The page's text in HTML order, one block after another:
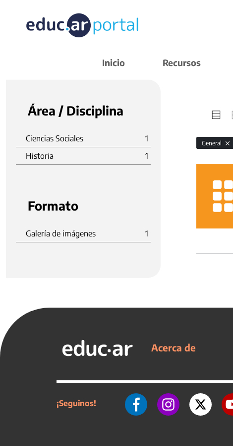
Inicio Recursos
Área / Disciplina
Ciencias Sociales
1
Historia
1
Formato
Galería de imágenes 1
General
Acerca de
¡Seguinos!